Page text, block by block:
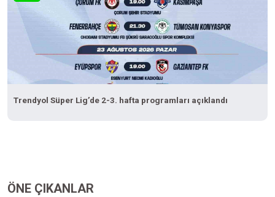
Trendyol Süper Lig’de 2-3. hafta programları açıklandı
ÖNE ÇIKANLAR